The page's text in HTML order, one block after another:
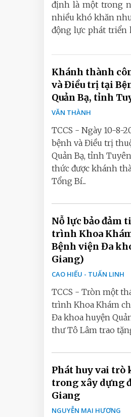
định là một trong
nhiều khó khăn
động lực phát triển
Khánh thành
và Điều trị tại
Quản Bạ, tỉnh
VĂN THÀNH
TCCS - Ngày 10-8-
bệnh và Điều trị
Quản Bạ, tỉnh
thức được khánh
Tổng Bí...
Nỗ lực bảo đảm
trình Khoa
Bệnh viện Đa
Giang)
CAO HIẾU - TUẤN LINH
TCCS - Tròn một
trình Khoa Khám
Đa khoa huyện
thư Tô Lâm trao
Phát huy vai trò
trong xây dựng
Giang
NGUYỄN MAI HƯƠNG